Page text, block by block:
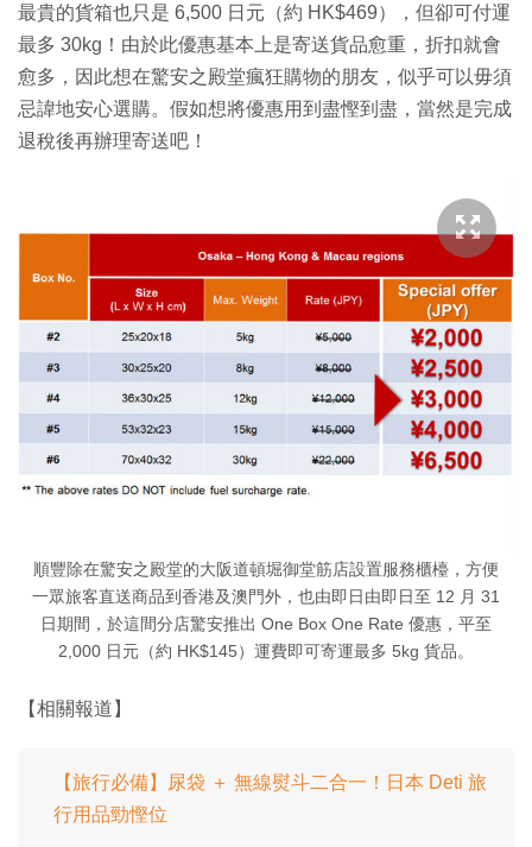
最貴的貨箱也只是 6,500 日元（約 HK$469），但卻可付運
最多 30kg！由於此優惠基本上是寄送貨品愈重，折扣就會
愈多，因此想在驚安之殿堂瘋狂購物的朋友，似乎可以毋須
忌諱地安心選購。假如想將優惠用到盡慳到盡，當然是完成
退稅後再辦理寄送吧！
順豐除在驚安之殿堂的大阪道頓堀御堂筋店設置服務櫃檯，方便
一眾旅客直送商品到香港及澳門外，也由即日由即日至 12 月 31
日期間，於這間分店驚安推出 One Box One Rate 優惠，平至
2,000 日元（約 HK$145）運費即可寄運最多 5kg 貨品。
【相關報道】
【旅行必備】尿袋 ＋ 無線熨斗二合一！日本 Deti 旅
行用品勁慳位